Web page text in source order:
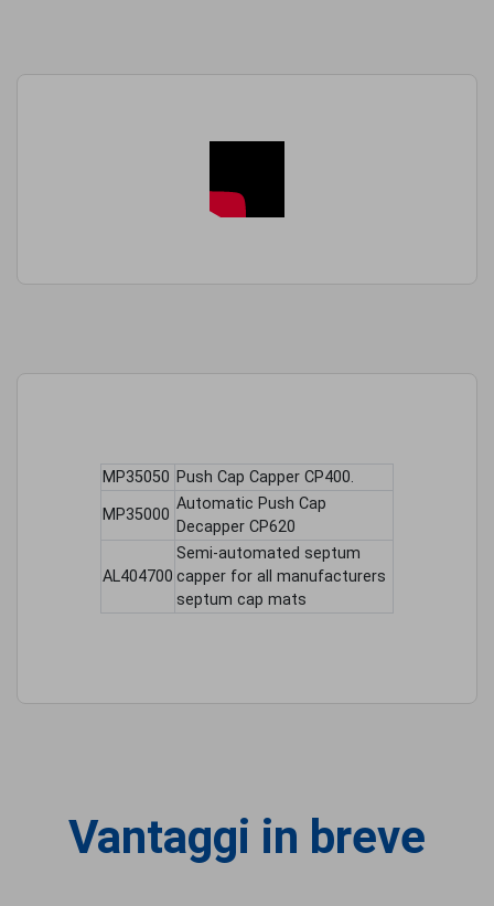
MP35050 Push Cap Capper CP400.
MP35000
Automatic Push Cap
Decapper CP620
AL404700
Semi-automated septum
capper for all manufacturers
septum cap mats
Vantaggi in breve